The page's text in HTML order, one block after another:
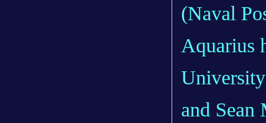
(Naval
Aquarius
and Sean